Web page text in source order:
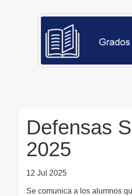
Defensas
2025
12 Jul 2025
Se comunica a los alumnos